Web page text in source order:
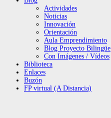
Actividades
Noticias
Innovación
Orientación
Aula Emprendimiento
Blog Proyecto Bilingüe
Con Imágenes / Vídeos
Biblioteca
Enlaces
Buzón
FP virtual (A Distancia)